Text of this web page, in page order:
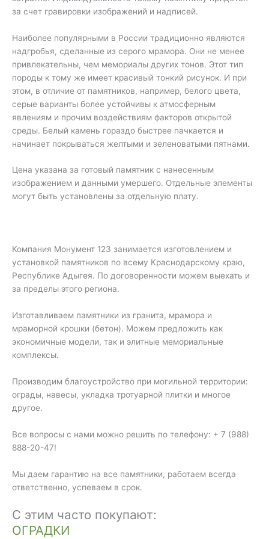
за счет гравировки изображений и надписей.
Наиболее популярными в России традиционно являются
надгробья, сделанные из серого мрамора. Они не менее
привлекательны, чем мемориалы других тонов. Этот тип
породы к тому же имеет красивый тонкий рисунок. И при
этом, в отличие от памятников, например, белого цвета,
серые варианты более устойчивы к атмосферным
явлениям и прочим воздействиям факторов открытой
среды. Белый камень гораздо быстрее пачкается и
начинает покрываться желтыми и зеленоватыми пятнами.
Цена указана за готовый памятник с нанесенным
изображением и данными умершего. Отдельные элементы
могут быть установлены за отдельную плату.
Компания Монумент 123 занимается изготовлением и
установкой памятников по всему Краснодарскому краю,
Республике Адыгея. По договоренности можем выехать и
за пределы этого региона.
Изготавливаем памятники из гранита, мрамора и
мраморной крошки (бетон). Можем предложить как
экономичные модели, так и элитные мемориальные
комплексы.
Производим благоустройство при могильной территории:
ограды, навесы, укладка тротуарной плитки и многое
другое.
Все вопросы с нами можно решить по телефону: + 7 (988)
888-20-47!
Мы даем гарантию на все памятники, работаем всегда
ответственно, успеваем в срок.
С этим часто покупают:
ОГРАДКИ